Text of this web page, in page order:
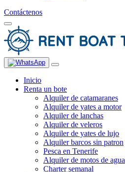
Contáctenos
Inicio
Renta un bote
Alquiler de catamaranes
Alquiler de yates a motor
Alquiler de lanchas
Alquiler de veleros
Alquiler de yates de lujo
Alquiler barcos sin patron
Pesca en Tenerife
Alquiler de motos de agua
Charter semanal